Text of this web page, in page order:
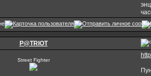
P@TRIOT
Street Fighter